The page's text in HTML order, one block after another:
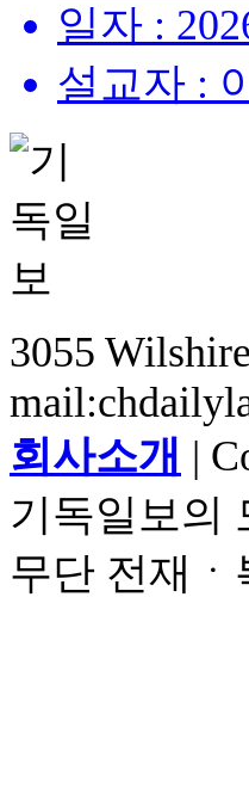
일자 :
설교자 :
3055
회사소개 |
기독일보의
무단 전재